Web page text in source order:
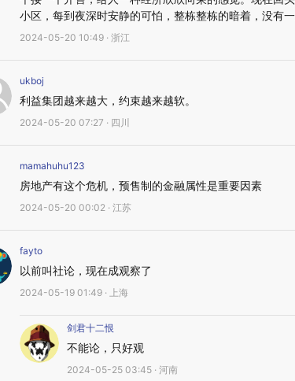
小区，每到夜深时安静的可怕，整栋整栋的暗着，没有一
2024-05-20 10:49 · 浙江
ukboj
利益集团越来越大，约束越来越软。
2024-05-20 07:27 · 四川
mamahuhu123
房地产有这个危机，预售制的金融属性是重要因素
2024-05-20 00:02 · 江苏
fayto
以前叫社论，现在成观察了
2024-05-19 01:49 · 上海
剑君十二恨
不能论，只好观
2024-05-25 03:45 · 河南